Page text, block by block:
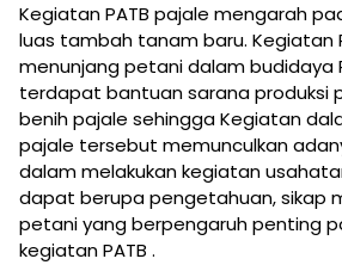
Kegiatan PATB pajale mengarah
luas tambah tanam baru. Kegiatan
menunjang petani dalam budidaya
terdapat bantuan sarana produksi
benih pajale sehingga Kegiatan
pajale tersebut memunculkan
dalam melakukan kegiatan
dapat berupa pengetahuan, sikap
petani yang berpengaruh penting
kegiatan PATB .